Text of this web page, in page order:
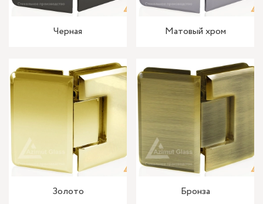
Черная Матовый хром
Золото Бронза